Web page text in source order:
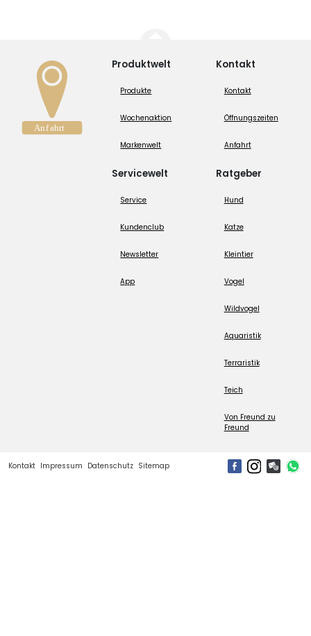
Produktwelt
Produkte
Wochenaktion
Markenwelt
Servicewelt
Service
Kundenclub
Newsletter
App
Kontakt
Kontakt
Öffnungszeiten
Anfahrt
Ratgeber
Hund
Katze
Kleintier
Vogel
Wildvogel
Aquaristik
Terraristik
Teich
Von Freund zu
Freund
Kontakt Impressum Datenschutz Sitemap